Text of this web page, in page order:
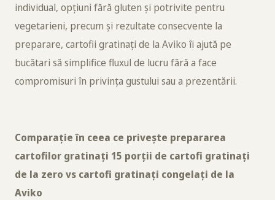
individual, opțiuni fără gluten și potrivite pentru
vegetarieni, precum și rezultate consecvente la
preparare, cartofii gratinați de la Aviko îi ajută pe
bucătari să simplifice fluxul de lucru fără a face
compromisuri în privința gustului sau a prezentării.
Comparație în ceea ce privește prepararea
cartofilor gratinați 15 porții de cartofi gratinați
de la zero vs cartofi gratinați congelați de la
Aviko